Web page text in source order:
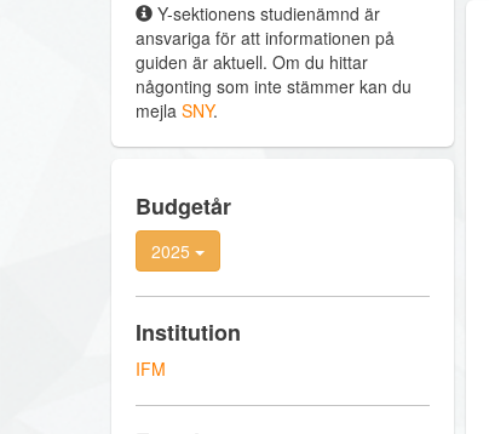
Y-sektionens studienämnd är
ansvariga för att informationen på
guiden är aktuell. Om du hittar
någonting som inte stämmer kan du
mejla SNY.
Budgetår
2025
Institution
IFM